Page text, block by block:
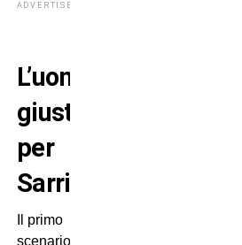
ADVERTISEMENT
L’uomo
giusto
per
Sarri?
Il primo
scenario